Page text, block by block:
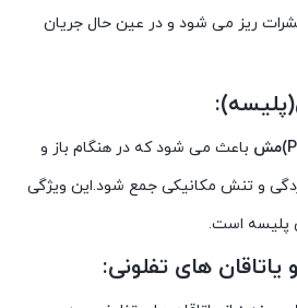
ریز می شود و در عین حال جریان
باعث می شود که در هنگام باز و
و تنش مکانیکی جمع شود.این ویژگی
پلیسه است.